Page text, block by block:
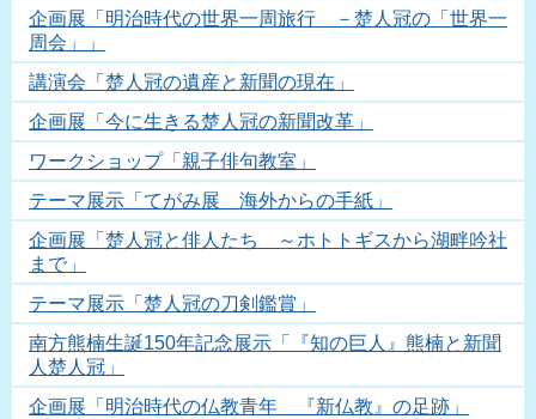
企画展「明治時代の世界一周旅行 －楚人冠の「世界一
周会」」
講演会「楚人冠の遺産と新聞の現在」
企画展「今に生きる楚人冠の新聞改革」
ワークショップ「親子俳句教室」
テーマ展示「てがみ展 海外からの手紙」
企画展「楚人冠と俳人たち ～ホトトギスから湖畔吟社
まで」
テーマ展示「楚人冠の刀剣鑑賞」
南方熊楠生誕150年記念展示「『知の巨人』熊楠と新聞
人楚人冠」
企画展「明治時代の仏教青年 『新仏教』の足跡」